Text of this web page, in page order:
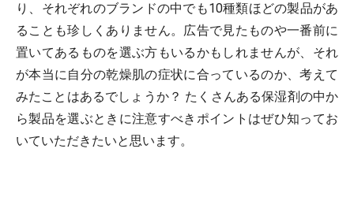
り、それぞれのブランドの中でも10種類ほどの製品があ
ることも珍しくありません。広告で見たものや一番前に
置いてあるものを選ぶ方もいるかもしれませんが、それ
が本当に自分の乾燥肌の症状に合っているのか、考えて
みたことはあるでしょうか？ たくさんある保湿剤の中か
ら製品を選ぶときに注意すべきポイントはぜひ知ってお
いていただきたいと思います。